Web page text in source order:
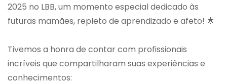
2025 no LBB, um momento especial dedicado às
futuras mamães, repleto de aprendizado e afeto! 🌟
Tivemos a honra de contar com profissionais
incríveis que compartilharam suas experiências e
conhecimentos: